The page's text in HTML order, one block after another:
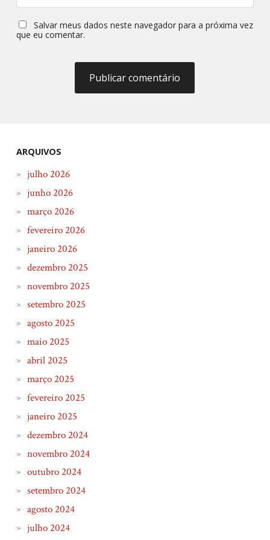
Salvar meus dados neste navegador para a próxima vez
que eu comentar.
ARQUIVOS
julho 2026
junho 2026
março 2026
fevereiro 2026
janeiro 2026
dezembro 2025
novembro 2025
setembro 2025
agosto 2025
maio 2025
abril 2025
março 2025
fevereiro 2025
janeiro 2025
dezembro 2024
novembro 2024
outubro 2024
setembro 2024
agosto 2024
julho 2024